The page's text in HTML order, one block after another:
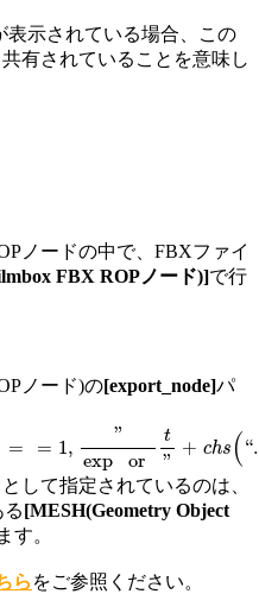
表示されている場合、この
有されていることを意味し
ノードの中で、FBXファイ
FBX ROPノード)]で行
ノード)の[export_node]パ
= = 1 ,
”
exp
or
t
”
+ chs ( “.
), or
して指定されているのは、
る[MESH(Geometry Object
す。
ら をご参照ください。